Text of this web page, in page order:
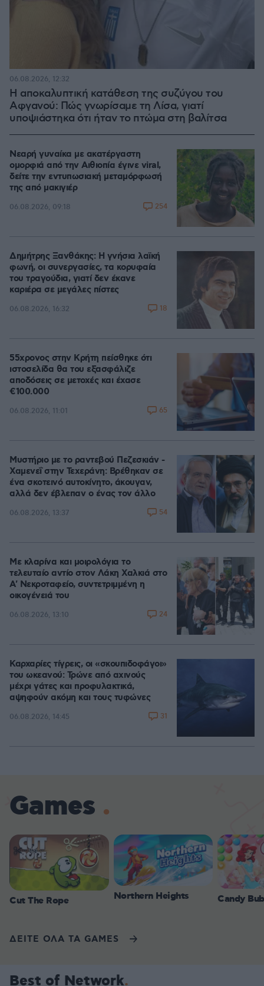
Η αποκαλυπτική κατάθεση της συζύγου του
Αφγανού: Πώς γνωρίσαμε τη Λίσα, γιατί
υποψιάστηκα ότι ήταν το πτώμα στη βαλίτσα
06.08.2026, 12:32
Νεαρή γυναίκα με ακατέργαστη
ομορφιά από την Αιθιοπία έγινε viral,
δείτε την εντυπωσιακή μεταμόρφωσή
της από μακιγιέρ
06.08.2026, 09:18 254
Δημήτρης Ξανθάκης: Η γνήσια λαϊκή
φωνή, οι συνεργασίες, τα κορυφαία
του τραγούδια, γιατί δεν έκανε
καριέρα σε μεγάλες πίστες
06.08.2026, 16:32 18
55χρονος στην Κρήτη πείσθηκε ότι
ιστοσελίδα θα του εξασφάλιζε
αποδόσεις σε μετοχές και έχασε
€100.000
06.08.2026, 11:01 65
Μυστήριο με το ραντεβού Πεζεσκιάν -
Χαμενεΐ στην Τεχεράνη: Βρέθηκαν σε
ένα σκοτεινό αυτοκίνητο, άκουγαν,
αλλά δεν έβλεπαν ο ένας τον άλλο
06.08.2026, 13:37 54
Με κλαρίνα και μοιρολόγια το
τελευταίο αντίο στον Λάκη Χαλκιά στο
A' Νεκροταφείο, συντετριμμένη η
οικογένειά του
06.08.2026, 13:10 24
Καρχαρίες τίγρεις, οι «σκουπιδοφάγοι»
του ωκεανού: Τρώνε από αχινούς
μέχρι γάτες και προφυλακτικά,
αψηφούν ακόμη και τους τυφώνες
06.08.2026, 14:45 31
Games
Cut The Rope Northern Heights Candy
ΔΕΙΤΕ ΟΛΑ ΤΑ GAMES
Best of Network